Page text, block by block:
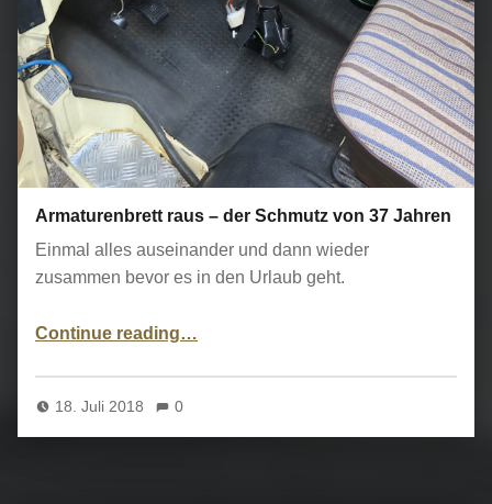
Armaturenbrett raus – der Schmutz von 37 Jahren
Einmal alles auseinander und dann wieder
zusammen bevor es in den Urlaub geht.
Continue reading…
18. Juli 2018 0